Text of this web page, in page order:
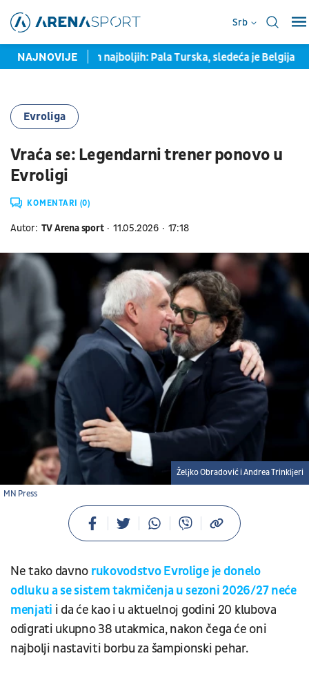
Srb
NAJNOVIJE
među osam najboljih: Pala Turska, sledeća je Belgija
Evroliga
Vraća se: Legendarni trener ponovo u
Evroligi
KOMENTARI (0)
Autor: TV Arena sport 11.05.2026 17:18
MN Press
Željko Obradović i Andrea Trinkijeri
Ne tako davno rukovodstvo Evrolige je donelo
odluku a se sistem takmičenja u sezoni 2026/27 neće
menjati i da će kao i u aktuelnoj godini 20 klubova
odigrati ukupno 38 utakmica, nakon čega će oni
najbolji nastaviti borbu za šampionski pehar.